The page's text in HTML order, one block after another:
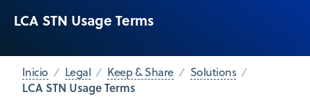
LCA STN Usage Terms
Inicio Legal Keep & Share Solutions
LCA STN Usage Terms